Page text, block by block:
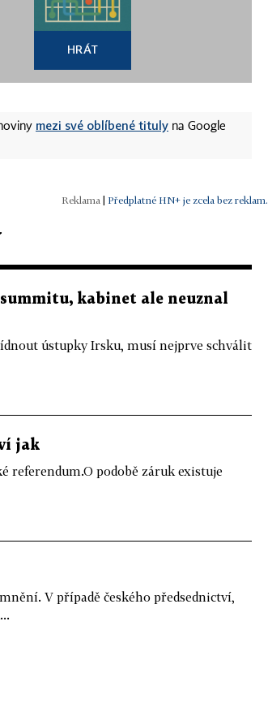
HRÁT
mezi své oblíbené tituly na Google
Předplatné HN+ je zcela bez reklam.
kabinet ale neuznal
ústupky Irsku, musí nejprve schválit
jak
referendum.O podobě záruk existuje
V případě českého předsednictví,